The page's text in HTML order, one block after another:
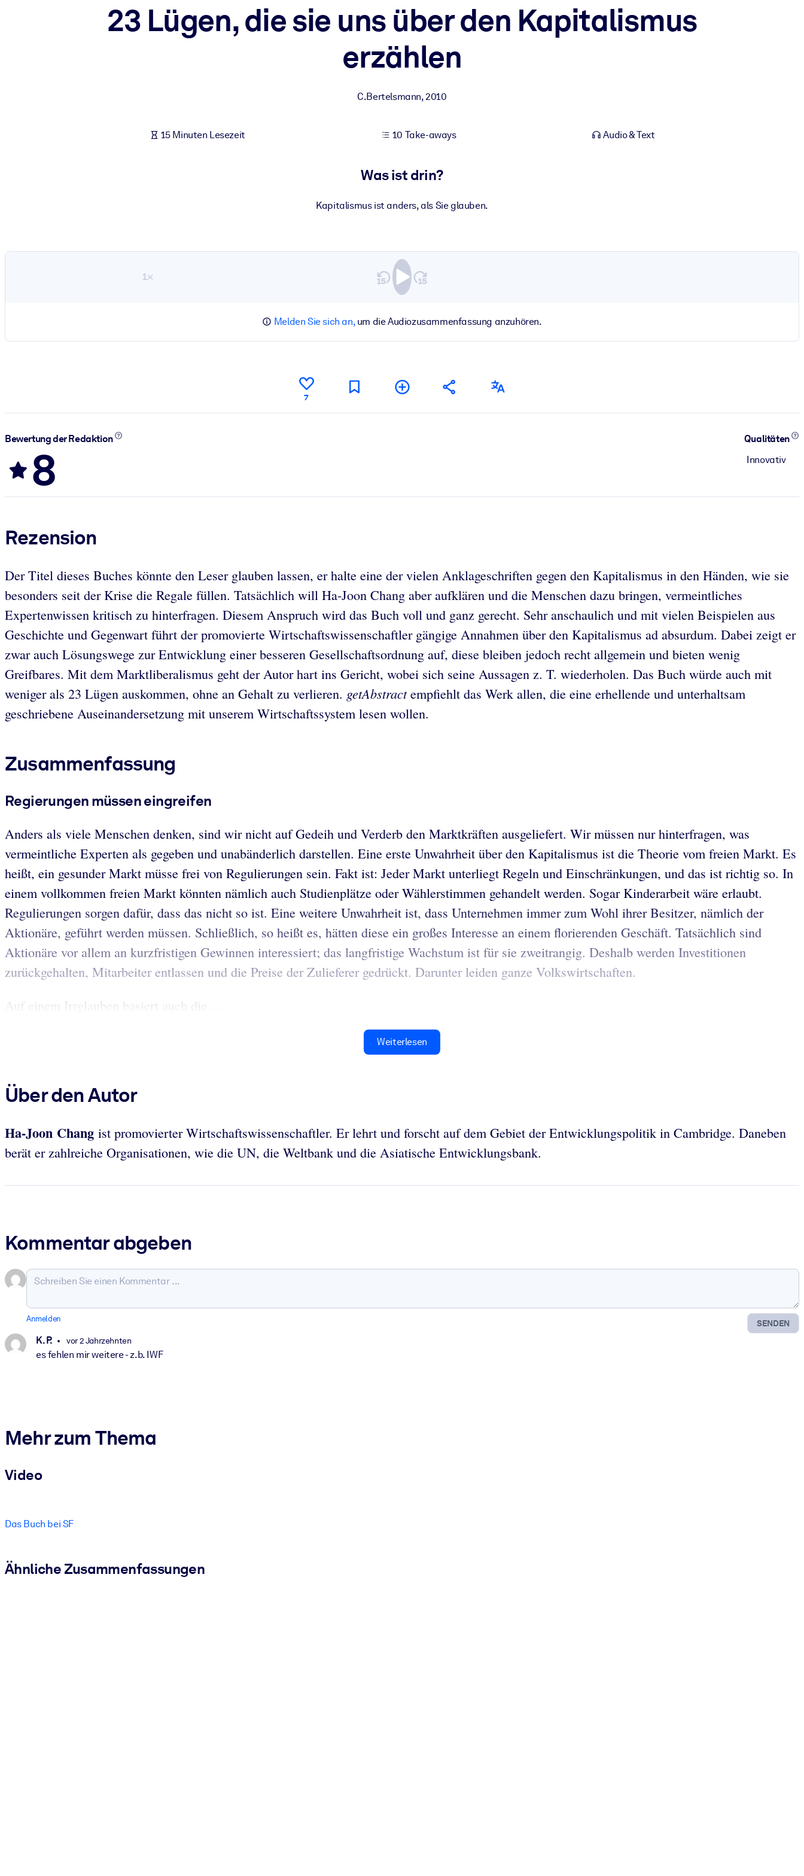
Nutzen Sie verlässliches, strukturiertes Wissen, um die Ergebnisse Ihrer KI-Systeme zu optimieren.
23 Lügen, die sie uns über den Kapitalismus
erzählen
C.Bertelsmann,2010
15 Minuten Lesezeit 10 Take-aways Audio & Text
Was ist drin?
Kapitalismus ist anders, als Sie glauben.
1×
Melden Sie sich an,um die Audiozusammenfassung anzuhören.
7
Bewertung der Redaktion
8
Qualitäten
Innovativ
Rezension
Der Titel dieses Buches könnte den Leser glauben lassen, er halte eine der vielen Anklageschriften gegen den Kapitalismus in den Händen, wie sie
besonders seit der Krise die Regale füllen. Tatsächlich will Ha-Joon Chang aber aufklären und die Menschen dazu bringen, vermeintliches
Expertenwissen kritisch zu hinterfragen. Diesem Anspruch wird das Buch voll und ganz gerecht. Sehr anschaulich und mit vielen Beispielen aus
Geschichte und Gegenwart führt der promovierte Wirtschaftswissenschaftler gängige Annahmen über den Kapitalismus ad absurdum. Dabei zeigt er
zwar auch Lösungswege zur Entwicklung einer besseren Gesellschaftsordnung auf, diese bleiben jedoch recht allgemein und bieten wenig
Greifbares. Mit dem Marktliberalismus geht der Autor hart ins Gericht, wobei sich seine Aussagen z. T. wiederholen. Das Buch würde auch mit
weniger als 23 Lügen auskommen, ohne an Gehalt zu verlieren. getAbstractempfiehlt das Werk allen, die eine erhellende und unterhaltsam
geschriebene Auseinandersetzung mit unserem Wirtschaftssystem lesen wollen.
Zusammenfassung
Regierungen müssen eingreifen
Anders als viele Menschen denken, sind wir nicht auf Gedeih und Verderb den Marktkräften ausgeliefert. Wir müssen nur hinterfragen, was
vermeintliche Experten als gegeben und unabänderlich darstellen. Eine erste Unwahrheit über den Kapitalismus ist die Theorie vom freien Markt. Es
heißt, ein gesunder Markt müsse frei von Regulierungen sein. Fakt ist: Jeder Markt unterliegt Regeln und Einschränkungen, und das ist richtig so. In
einem vollkommen freien Markt könnten nämlich auch Studienplätze oder Wählerstimmen gehandelt werden. Sogar Kinderarbeit wäre erlaubt.
Regulierungen sorgen dafür, dass das nicht so ist. Eine weitere Unwahrheit ist, dass Unternehmen immer zum Wohl ihrer Besitzer, nämlich der
Aktionäre, geführt werden müssen. Schließlich, so heißt es, hätten diese ein großes Interesse an einem florierenden Geschäft. Tatsächlich sind
Aktionäre vor allem an kurzfristigen Gewinnen interessiert; das langfristige Wachstum ist für sie zweitrangig. Deshalb werden Investitionen
zurückgehalten, Mitarbeiter entlassen und die Preise der Zulieferer gedrückt. Darunter leiden ganze Volkswirtschaften.
Auf einem Irrglauben basiert auch die ...
Weiterlesen
Über den Autor
Ha-Joon Chang ist promovierter Wirtschaftswissenschaftler. Er lehrt und forscht auf dem Gebiet der Entwicklungspolitik in Cambridge. Daneben
berät er zahlreiche Organisationen, wie die UN, die Weltbank und die Asiatische Entwicklungsbank.
Kommentar abgeben
SENDEN
Anmelden
K. P. vor 2 Jahrzehnten
es fehlen mir weitere - z.b. IWF
Mehr zum Thema
Video
Das Buch bei SF
Ähnliche Zusammenfassungen